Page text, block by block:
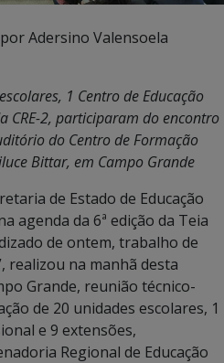
por Adersino Valensoela
1 Centro de Educação
CRE-2, participaram do encontro
do Centro de Formação
Bittar, em Campo Grande
de Estado de Educação
agenda da 6ª edição da Teia
de ontem, trabalho de
realizou na manhã desta
Grande, reunião técnico-
de 20 unidades escolares, 1
e 9 extensões,
Regional de Educação